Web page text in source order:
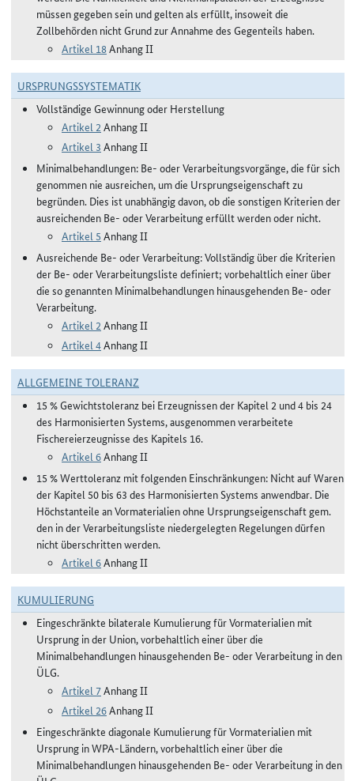
müssen gegeben sein und gelten als erfüllt, insoweit die
Zollbehörden nicht Grund zur Annahme des Gegenteils haben.
Artikel 18Anhang II
URSPRUNGSSYSTEMATIK
Vollständige Gewinnung oder Herstellung
Artikel 2 Anhang II
Artikel 3 Anhang II
Minimalbehandlungen: Be- oder Verarbeitungsvorgänge, die für sich
genommen nie ausreichen, um die Ursprungseigenschaft zu
begründen. Dies ist unabhängig davon, ob die sonstigen Kriterien der
ausreichenden Be- oder Verarbeitung erfüllt werden oder nicht.
Artikel 5 Anhang II
Ausreichende Be- oder Verarbeitung: Vollständig über die Kriterien
der Be- oder Verarbeitungsliste definiert; vorbehaltlich einer über
die so genannten Minimalbehandlungen hinausgehenden Be- oder
Verarbeitung.
Artikel 2 Anhang II
Artikel 4Anhang II
ALLGEMEINE TOLERANZ
15 % Gewichtstoleranz bei Erzeugnissen der Kapitel 2 und 4 bis 24
des Harmonisierten Systems, ausgenommen verarbeitete
Fischereierzeugnisse des Kapitels 16.
Artikel 6Anhang II
15 % Werttoleranz mit folgenden Einschränkungen: Nicht auf Waren
der Kapitel 50 bis 63 des Harmonisierten Systems anwendbar. Die
Höchstanteile an Vormaterialien ohne Ursprungseigenschaft gem.
den in der Verarbeitungsliste niedergelegten Regelungen dürfen
nicht überschritten werden.
Artikel 6Anhang II
KUMULIERUNG
Eingeschränkte bilaterale Kumulierung für Vormaterialien mit
Ursprung in der Union, vorbehaltlich einer über die
Minimalbehandlungen hinausgehenden Be- oder Verarbeitung in den
ÜLG.
Artikel 7Anhang II
Artikel 26Anhang II
Eingeschränkte diagonale Kumulierung für Vormaterialien mit
Ursprung in WPA-Ländern, vorbehaltlich einer über die
Minimalbehandlungen hinausgehenden Be- oder Verarbeitung in den